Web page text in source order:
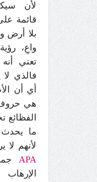
لأن
قائمة
بلا أرض
واعِ،
تعني
فالذي
أي أن
هي حروف
ما
لأنهم لا
APA